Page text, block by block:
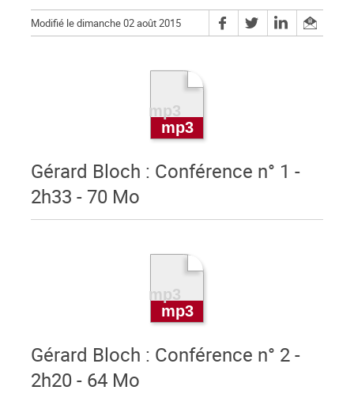
Modifié le dimanche 02 août 2015
Gérard Bloch : Conférence n° 1 -
2h33 - 70 Mo
Gérard Bloch : Conférence n° 2 -
2h20 - 64 Mo